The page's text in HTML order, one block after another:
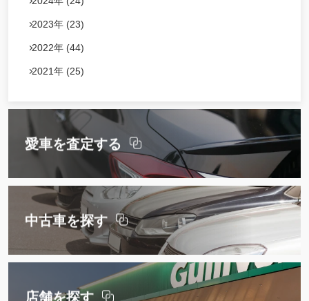
2023年 (23)
2022年 (44)
2021年 (25)
愛車を査定する
中古車を探す
店舗を探す